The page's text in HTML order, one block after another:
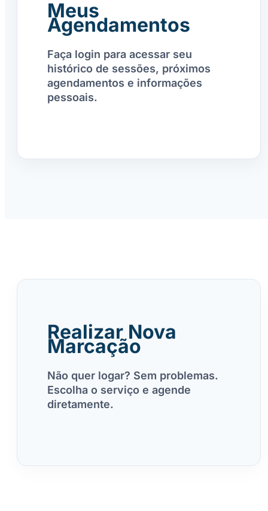
Meus
Agendamentos
Faça login para acessar seu
histórico de sessões, próximos
agendamentos e informações
pessoais.
Realizar Nova
Marcação
Não quer logar? Sem problemas.
Escolha o serviço e agende
diretamente.